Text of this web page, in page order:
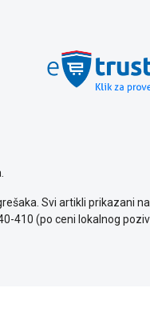
Svi artikli prikazani
410 (po ceni lokalnog